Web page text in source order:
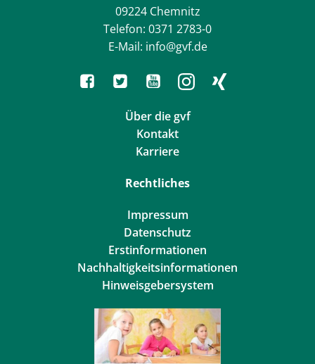
09224 Chemnitz
Telefon: 0371 2783-0
E-Mail: info@gvf.de
Über die gvf
Kontakt
Karriere
Rechtliches
Impressum
Datenschutz
Erstinformationen
Nachhaltigkeitsinformationen
Hinweisgebersystem